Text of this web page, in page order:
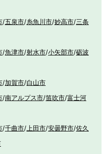
/五泉市/糸魚川市/妙高市/三条
/魚津市/射水市/小矢部市/砺波
/加賀市/白山市
/南アルプス市/笛吹市/富士河
/千曲市/上田市/安曇野市/佐久